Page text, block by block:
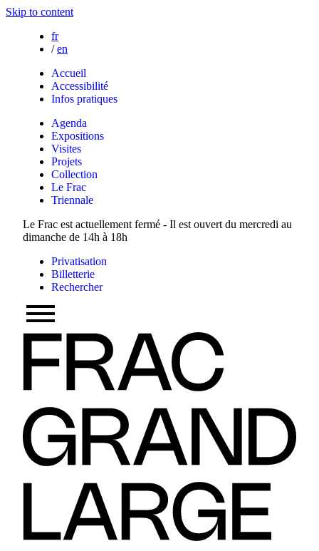
Skip to content
fr
/ en
Accueil
Accessibilité
Infos pratiques
Agenda
Expositions
Visites
Projets
Collection
Le Frac
Triennale
Le Frac est actuellement fermé - Il est ouvert du mercredi au
dimanche de 14h à 18h
Privatisation
Billetterie
Rechercher